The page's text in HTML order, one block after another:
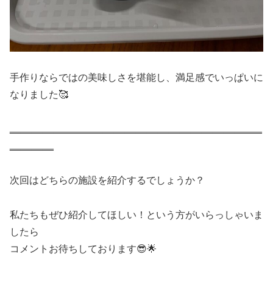
手作りならではの美味しさを堪能し、満足感でいっぱいに
なりました🥰
次回はどちらの施設を紹介するでしょうか？
私たちもぜひ紹介してほしい！という方がいらっしゃいま
したら
コメントお待ちしております😎🌟